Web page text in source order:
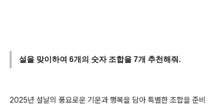
설을 맞이하여 6개의 숫자 조합을 7개 추천해줘.
2025년 설날의 풍요로운 기운과 행복을 담아 특별한 조합을 준비